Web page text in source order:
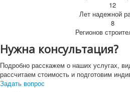
12
Лет надежной
8
Регионов
Нужна консультация?
Подробно расскажем о наших услугах,
рассчитаем стоимость и подготовим
Задать вопрос